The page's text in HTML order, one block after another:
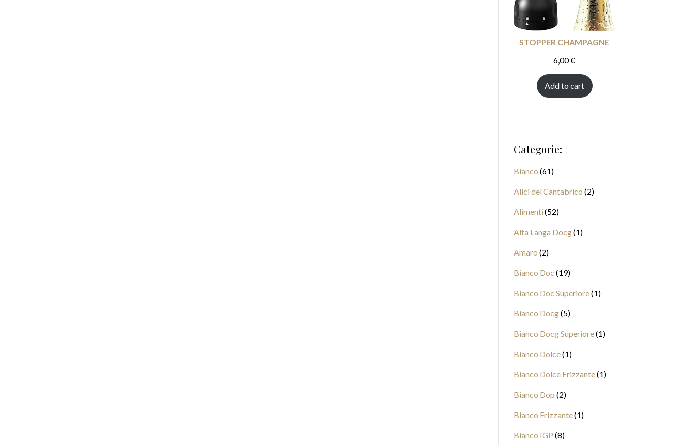
STOPPER CHAMPAGNE
6,00€
Add to cart
Categorie:
Bianco 61
Alici del Cantabrico 2
Alimenti 52
Alta Langa Docg 1
Amaro 2
Bianco Doc 19
Bianco Doc Superiore 1
Bianco Docg 5
Bianco Docg Superiore 1
Bianco Dolce 1
Bianco Dolce Frizzante 1
Bianco Dop 2
Bianco Frizzante 1
Bianco IGP 8